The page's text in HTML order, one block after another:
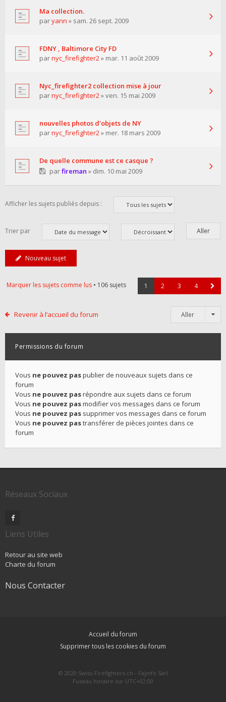
Ma collection.
paryann » sam. 26 sept. 2009
FDNY , Baltimore City FD
parnyc_firefighter2» mar. 11 août 2009
Nyc_firefighter2 collection mise à jour
parnyc_firefighter2» ven. 15 mai 2009
nouvelles photos d'objets de NY
parnyc_firefighter2» mer. 18 mars 2009
De quelle commune est ce casque ?
parfireman » dim. 10 mai 2009
Afficher les sujets publiés depuis :
Trier par
Nouveau sujet
Marquer les sujets comme lus • 106 sujets 1 2 3 4
Revenir à l’accueil du forum Aller
Permissions du forum
Vous ne pouvez paspublier de nouveaux sujets dans ce
forum
Vous ne pouvez pasrépondre aux sujets dans ce forum
Vous ne pouvez pasmodifier vos messages dans ce forum
Vous ne pouvez pas supprimer vos messages dans ce forum
Vous ne pouvez pastransférer de pièces jointes dans ce
forum
Réseaux Sociaux
Liens Utiles
Retour au site web
Charte du forum
Nous Contacter
Accueil du forum
Supprimer tous les cookies du forum
© 2020 Swiss-Firefighters.ch - Fajinfo Sàrl
Fuseau horaire sur UTC+02:00